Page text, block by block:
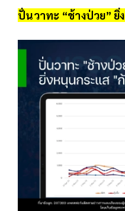
ปั่นวาทะ “ช้างป่วย” ยิ่